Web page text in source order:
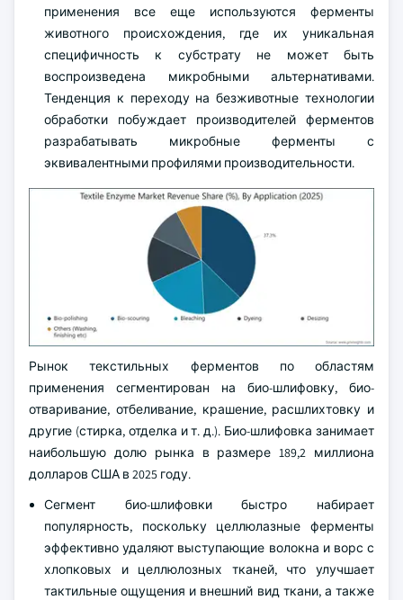
применения все еще используются ферменты
животного происхождения, где их уникальная
специфичность к субстрату не может быть
воспроизведена микробными альтернативами.
Тенденция к переходу на безживотные технологии
обработки побуждает производителей ферментов
разрабатывать микробные ферменты с
эквивалентными профилями производительности.
Рынок текстильных ферментов по областям
применения сегментирован на био-шлифовку, био-
отваривание, отбеливание, крашение, расшлихтовку и
другие (стирка, отделка и т. д.). Био-шлифовка занимает
наибольшую долю рынка в размере 189,2 миллиона
долларов США в 2025 году.
Сегмент био-шлифовки быстро набирает
популярность, поскольку целлюлазные ферменты
эффективно удаляют выступающие волокна и ворс с
хлопковых и целлюлозных тканей, что улучшает
тактильные ощущения и внешний вид ткани, а также